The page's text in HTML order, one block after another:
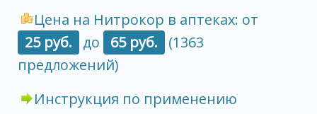
Цена на Нитрокор в аптеках: от
25 руб.
до 65 руб.
(1363
предложений)
Инструкция по применению